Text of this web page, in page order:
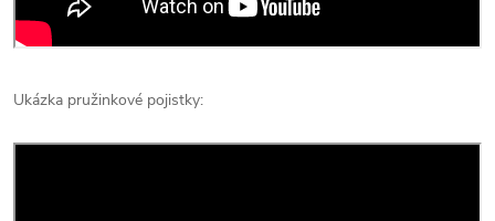
Ukázka pružinkové pojistky: